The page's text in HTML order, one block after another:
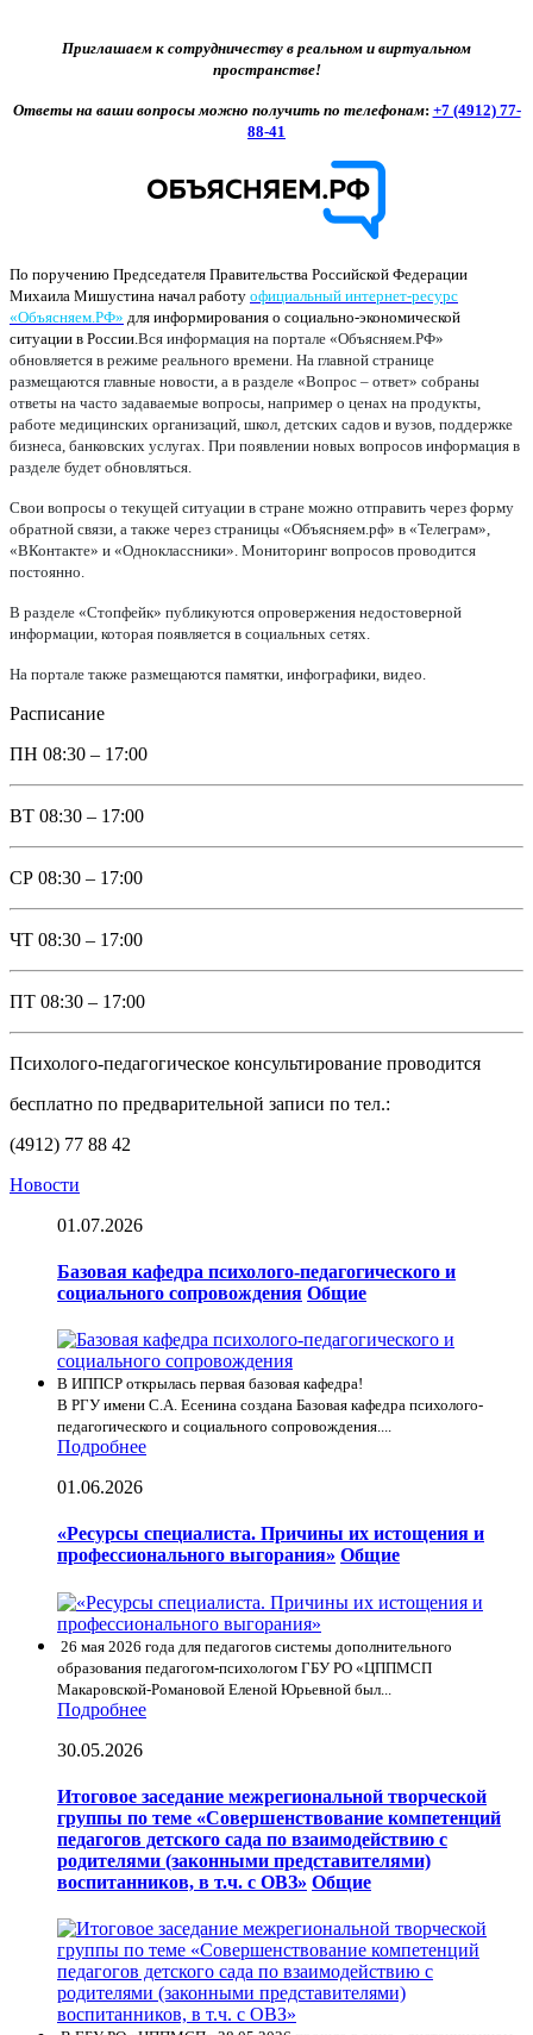
Приглашаем к сотрудничеству в реальном и виртуальном
пространстве!
Ответы на ваши вопросы можно получить по телефонам: +7 (4912) 77-
88-41
По поручению Председателя Правительства Российской Федерации
Михаила Мишустина начал работу официальный интернет-ресурс
«Объясняем.РФ» для информирования о социально-экономической
ситуации в России. Вся информация на портале «Объясняем.РФ»
обновляется в режиме реального времени. На главной странице
размещаются главные новости, а в разделе «Вопрос – ответ» собраны
ответы на часто задаваемые вопросы, например о ценах на продукты,
работе медицинских организаций, школ, детских садов и вузов, поддержке
бизнеса, банковских услугах. При появлении новых вопросов информация в
разделе будет обновляться.
Свои вопросы о текущей ситуации в стране можно отправить через форму
обратной связи, а также через страницы «Объясняем.рф» в «Телеграм»,
«ВКонтакте» и «Одноклассники». Мониторинг вопросов проводится
постоянно.
В разделе «Стопфейк» публикуются опровержения недостоверной
информации, которая появляется в социальных сетях.
На портале также размещаются памятки, инфографики, видео.
Расписание
ПН 08:30 – 17:00
ВТ 08:30 – 17:00
СР 08:30 – 17:00
ЧТ 08:30 – 17:00
ПТ 08:30 – 17:00
Психолого-педагогическое консультирование проводится
бесплатно по предварительной записи по тел.:
(4912) 77 88 42
Новости
01.07.2026
Базовая кафедра психолого-педагогического и
социального сопровождения Общие
В ИППСР открылась первая базовая кафедра!
В РГУ имени С.А. Есенина создана Базовая кафедра психолого-
педагогического и социального сопровождения....
Подробнее
01.06.2026
«Ресурсы специалиста. Причины их истощения и
профессионального выгорания» Общие
26 мая 2026 года для педагогов системы дополнительного
образования педагогом-психологом ГБУ РО «ЦППМСП
Макаровской-Романовой Еленой Юрьевной был...
Подробнее
30.05.2026
Итоговое заседание межрегиональной творческой
группы по теме «Совершенствование компетенций
педагогов детского сада по взаимодействию с
родителями (законными представителями)
воспитанников, в т.ч. с ОВЗ» Общие